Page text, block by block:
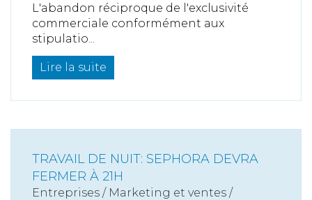
L'abandon réciproque de l'exclusivité
commerciale conformément aux
stipulatio...
Lire la suite
TRAVAIL DE NUIT: SEPHORA DEVRA
FERMER À 21H
Entreprises / Marketing et ventes /